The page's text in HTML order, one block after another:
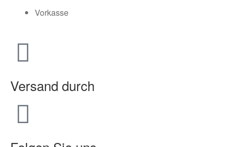
Vorkasse
Versand durch